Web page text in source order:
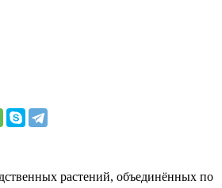
растений, объединённых по